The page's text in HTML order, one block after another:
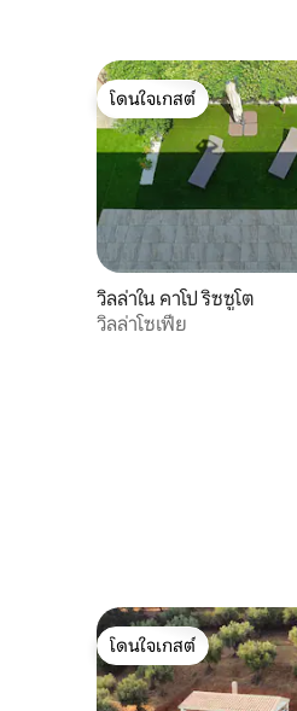
โดนใจเกสต์
โดนใจเกสต์
วิลล่าใน คาโป ริซซูโต
วิลล่าโซเฟีย
โดนใจเกสต์
โดนใจเกสต์